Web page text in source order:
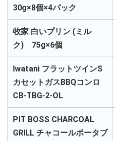
30g×8個×4パック
牧家 白いプリン (ミル
ク) 75g×6個
Iwatani フラットツインS
カセットガスBBQコンロ
CB-TBG-2-OL
PIT BOSS CHARCOAL
GRILL チャコールポータブ